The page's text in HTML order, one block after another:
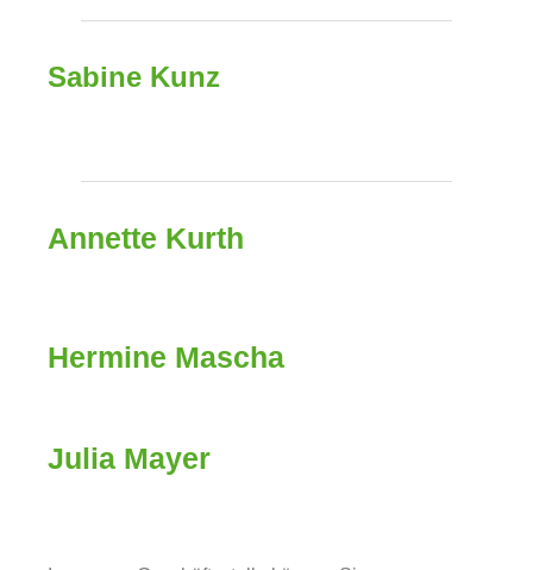
Sabine Kunz
Annette Kurth
Hermine Mascha
Julia Mayer